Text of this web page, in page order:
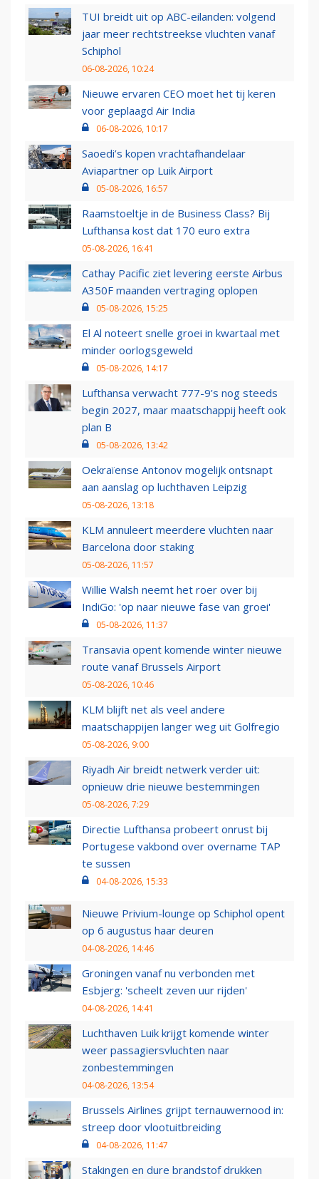
TUI breidt uit op ABC-eilanden: volgend
jaar meer rechtstreekse vluchten vanaf
Schiphol
06-08-2026, 10:24
Nieuwe ervaren CEO moet het tij keren
voor geplaagd Air India
06-08-2026, 10:17
Saoedi’s kopen vrachtafhandelaar
Aviapartner op Luik Airport
05-08-2026, 16:57
Raamstoeltje in de Business Class? Bij
Lufthansa kost dat 170 euro extra
05-08-2026, 16:41
Cathay Pacific ziet levering eerste Airbus
A350F maanden vertraging oplopen
05-08-2026, 15:25
El Al noteert snelle groei in kwartaal met
minder oorlogsgeweld
05-08-2026, 14:17
Lufthansa verwacht 777-9’s nog steeds
begin 2027, maar maatschappij heeft ook
plan B
05-08-2026, 13:42
Oekraïense Antonov mogelijk ontsnapt
aan aanslag op luchthaven Leipzig
05-08-2026, 13:18
KLM annuleert meerdere vluchten naar
Barcelona door staking
05-08-2026, 11:57
Willie Walsh neemt het roer over bij
IndiGo: 'op naar nieuwe fase van groei'
05-08-2026, 11:37
Transavia opent komende winter nieuwe
route vanaf Brussels Airport
05-08-2026, 10:46
KLM blijft net als veel andere
maatschappijen langer weg uit Golfregio
05-08-2026, 9:00
Riyadh Air breidt netwerk verder uit:
opnieuw drie nieuwe bestemmingen
05-08-2026, 7:29
Directie Lufthansa probeert onrust bij
Portugese vakbond over overname TAP
te sussen
04-08-2026, 15:33
Nieuwe Privium-lounge op Schiphol opent
op 6 augustus haar deuren
04-08-2026, 14:46
Groningen vanaf nu verbonden met
Esbjerg: 'scheelt zeven uur rijden'
04-08-2026, 14:41
Luchthaven Luik krijgt komende winter
weer passagiersvluchten naar
zonbestemmingen
04-08-2026, 13:54
Brussels Airlines grijpt ternauwernood in:
streep door vlootuitbreiding
04-08-2026, 11:47
Stakingen en dure brandstof drukken